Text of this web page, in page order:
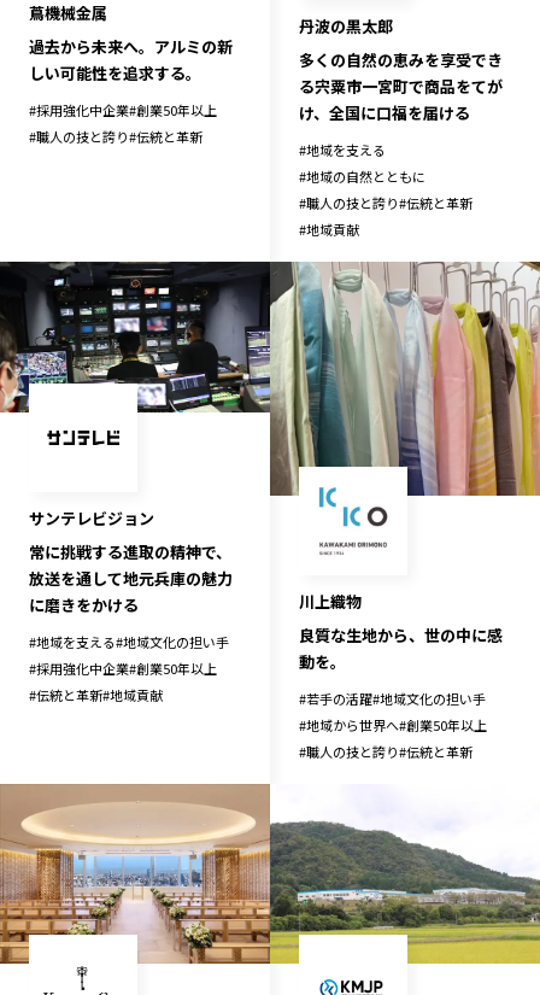
蔦機械金属
過去から未来へ。アルミの新
しい可能性を追求する。
#採用強化中企業#創業50年以上
#職人の技と誇り#伝統と革新
丹波の黒太郎
多くの自然の恵みを享受でき
る宍粟市一宮町で商品をてが
け、全国に口福を届ける
#地域を支える
#地域の自然とともに
#職人の技と誇り#伝統と革新
#地域貢献
サンテレビジョン
常に挑戦する進取の精神で、
放送を通して地元兵庫の魅力
に磨きをかける
#地域を支える#地域文化の担い手
#採用強化中企業#創業50年以上
#伝統と革新#地域貢献
川上織物
良質な生地から、世の中に感
動を。
#若手の活躍#地域文化の担い手
#地域から世界へ#創業50年以上
#職人の技と誇り#伝統と革新